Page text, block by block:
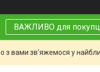
ВАЖЛИВО для
з вами зв'яжемося у